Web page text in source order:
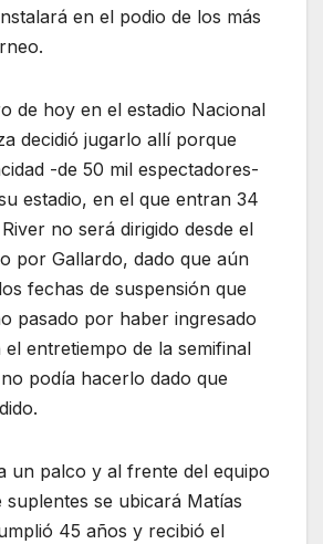
en el podio de los más
de hoy en el estadio Nacional
decidió jugarlo allí porque
-de 50 mil espectadores-
estadio, en el que entran 34
no será dirigido desde el
por Gallardo, dado que aún
fechas de suspensión que
pasado por haber ingresado
entretiempo de la semifinal
podía hacerlo dado que
un palco y al frente del equipo
suplentes se ubicará Matías
45 años y recibió el